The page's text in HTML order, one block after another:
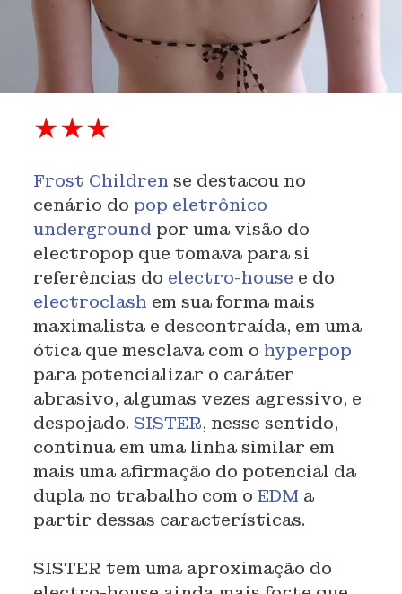
★★★
Frost Children se destacou no
cenário do pop eletrônico
underground por uma visão do
electropop que tomava para si
referências do electro-house e do
electroclash em sua forma mais
maximalista e descontraída, em uma
ótica que mesclava com o hyperpop
para potencializar o caráter
abrasivo, algumas vezes agressivo, e
despojado. SISTER, nesse sentido,
continua em uma linha similar em
mais uma afirmação do potencial da
dupla no trabalho com o EDM a
partir dessas características.
SISTER tem uma aproximação do